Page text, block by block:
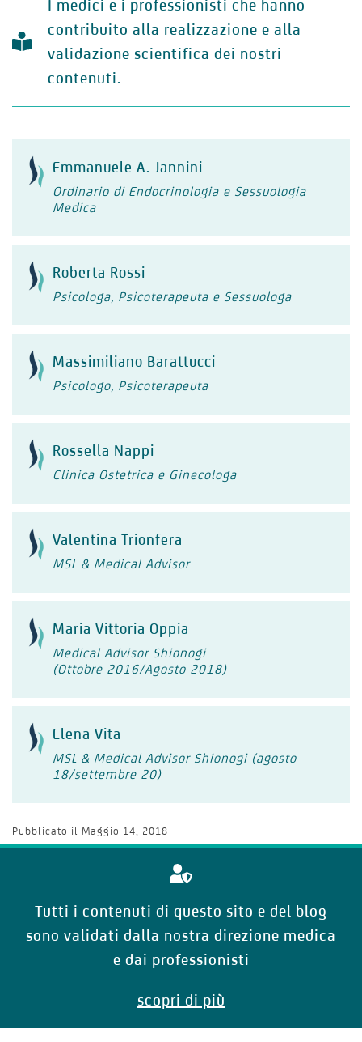
I medici e i professionisti che hanno
contribuito alla realizzazione e alla
validazione scientifica dei nostri
contenuti.
Emmanuele A. Jannini
Ordinario di Endocrinologia e Sessuologia
Medica
Roberta Rossi
Psicologa, Psicoterapeuta e Sessuologa
Massimiliano Barattucci
Psicologo, Psicoterapeuta
Rossella Nappi
Clinica Ostetrica e Ginecologa
Valentina Trionfera
MSL & Medical Advisor
Maria Vittoria Oppia
Medical Advisor Shionogi
(Ottobre 2016/Agosto 2018)
Elena Vita
MSL & Medical Advisor Shionogi (agosto
18/settembre 20)
Pubblicato il Maggio 14, 2018
Tutti i contenuti di questo sito e del blog
sono validati dalla nostra direzione medica
e dai professionisti
scopri di più